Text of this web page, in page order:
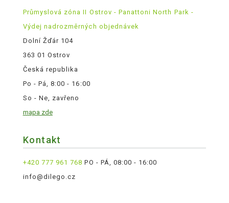
Průmyslová zóna II Ostrov - Panattoni North Park -
Výdej nadrozměrných objednávek
Dolní Žďár 104
363 01 Ostrov
Česká republika
Po - Pá, 8:00 - 16:00
So - Ne, zavřeno
mapa zde
Kontakt
+420 777 961 768 PO - PÁ, 08:00 - 16:00
info@dilego.cz